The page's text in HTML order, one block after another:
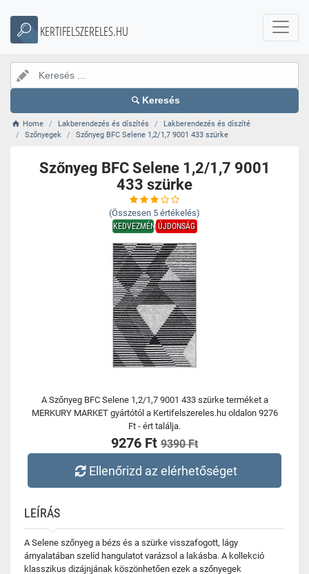
KERTIFELSZERELES.HU
Keresés
Home Lakberendezés és díszítés
Lakberendezés és díszíté
Szőnyegek
Szőnyeg BFC Selene 1,2/1,7 9001 433 szürke
Szőnyeg BFC Selene 1,2/1,7 9001
433 szürke
(Összesen 5 értékelés)
KEDVEZMÉNYÚJDONSÁG
A Szőnyeg BFC Selene 1,2/1,7 9001 433 szürke terméket a
MERKURY MARKET gyártótól a Kertifelszereles.hu oldalon 9276
Ft - ért találja.
9276 Ft 9390 Ft
Ellenőrizd az elérhetőséget
LEÍRÁS
A Selene szőnyeg a bézs és a szürke visszafogott, lágy
árnyalatában szelíd hangulatot varázsol a lakásba. A kollekció
klasszikus dizájnjának köszönhetően ezek a szőnyegek